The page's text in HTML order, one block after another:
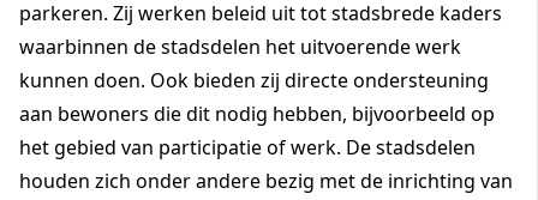
parkeren. Zij werken beleid uit tot stadsbrede kaders
waarbinnen de stadsdelen het uitvoerende werk
kunnen doen. Ook bieden zij directe ondersteuning
aan bewoners die dit nodig hebben, bijvoorbeeld op
het gebied van participatie of werk. De stadsdelen
houden zich onder andere bezig met de inrichting van